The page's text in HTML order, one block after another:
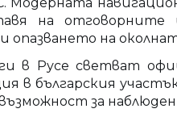
на
на
в Русе светват
българския
за